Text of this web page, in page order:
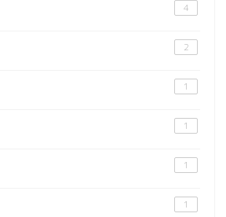
4
2
1
1
1
1